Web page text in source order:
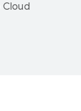
Cloud